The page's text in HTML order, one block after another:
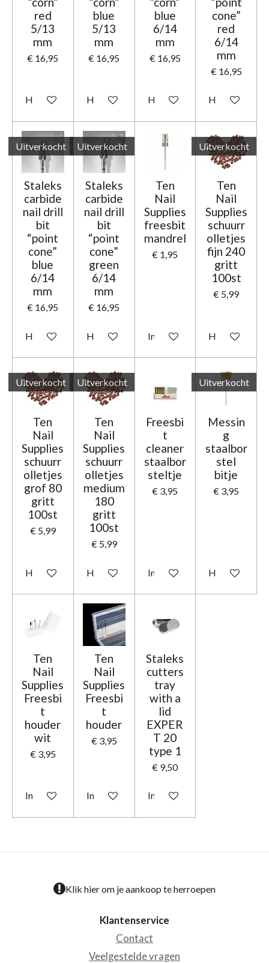
red
5/13
mm
€ 16,95
Houd mij op de hoogte
blue
5/13
mm
€ 16,95
Houd mij op de hoogte
blue
6/14
mm
€ 16,95
Houd mij op de hoogte
cone”
red
6/14
mm
€ 16,95
Houd mij op
Uitverkocht
Staleks
carbide
nail drill
bit
“point
cone”
blue
6/14
mm
€ 16,95
Houd mij op de hoogte
Uitverkocht
Staleks
carbide
nail drill
bit
“point
cone”
green
6/14
mm
€ 16,95
Houd mij op de hoogte
Ten
Nail
Supplies
freesbit
mandrel
€ 1,95
In winkelwagen
Uitverkocht
Ten
Nail
Supplies
schuurr
olletjes
fijn 240
gritt
100st
€ 5,99
Houd mij op
Uitverkocht
Ten
Nail
Supplies
schuurr
olletjes
grof 80
gritt
100st
€ 5,99
Houd mij op de hoogte
Uitverkocht
Ten
Nail
Supplies
schuurr
olletjes
medium
180
gritt
100st
€ 5,99
Houd mij op de hoogte
Freesbi
t
cleaner
staalbor
steltje
€ 3,95
In winkelwagen
Uitverkocht
Messin
g
staalbor
stel
bitje
€ 3,95
Houd mij op
Ten
Nail
Supplies
Freesbi
t
houder
wit
€ 3,95
In winkelwagen
Ten
Nail
Supplies
Freesbi
t
houder
€ 3,95
In winkelwagen
Staleks
cutters
tray
with a
lid
EXPER
T 20
type 1
€ 9,50
In winkelwagen
Klik hier om je aankoop te herroepen
Klantenservice
Contact
Veelgestelde vragen